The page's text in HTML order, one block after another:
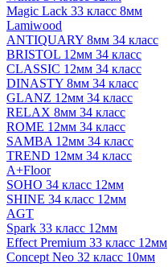
Magic Lack 33 класс 8мм
Lamiwood
ANTIQUARY 8мм 34 класс
BRISTOL 12мм 34 класс
CLASSIC 12мм 34 класс
DINASTY 8мм 34 класс
GLANZ 12мм 34 класс
RELAX 8мм 34 класс
ROME 12мм 34 класс
SAMBA 12мм 34 класс
TREND 12мм 34 класс
A+Floor
SOHO 34 класс 12мм
SHINE 34 класс 12мм
AGT
Spark 33 класс 12мм
Effect Premium 33 класс 12мм
Concept Neo 32 класс 10мм